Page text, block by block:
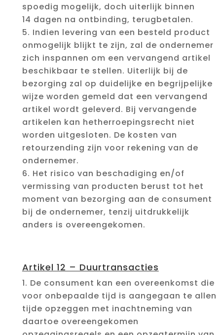
spoedig mogelijk, doch uiterlijk binnen
14 dagen na ontbinding, terugbetalen.
Indien levering van een besteld product
onmogelijk blijkt te zijn, zal de ondernemer
zich inspannen om een vervangend artikel
beschikbaar te stellen. Uiterlijk bij de
bezorging zal op duidelijke en begrijpelijke
wijze worden gemeld dat een vervangend
artikel wordt geleverd. Bij vervangende
artikelen kan hetherroepingsrecht niet
worden uitgesloten. De kosten van
retourzending zijn voor rekening van de
ondernemer.
Het risico van beschadiging en/of
vermissing van producten berust tot het
moment van bezorging aan de consument
bij de ondernemer, tenzij uitdrukkelijk
anders is overeengekomen.
Artikel 12 – Duurtransacties
De consument kan een overeenkomst die
voor onbepaalde tijd is aangegaan te allen
tijde opzeggen met inachtneming van
daartoe overeengekomen